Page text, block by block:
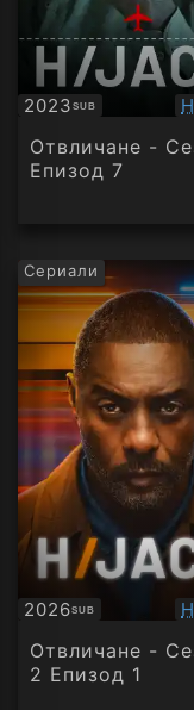
2023SUB
Субтитри
Отвличане -
Епизод 7
Сериали
2026SUB
Субтитри
Отвличане -
2 Епизод 1